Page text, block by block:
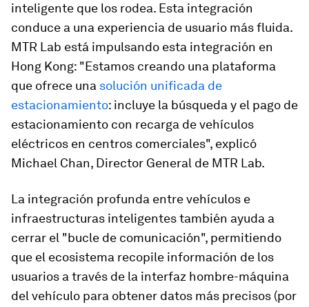
inteligente que los rodea. Esta integración
conduce a una experiencia de usuario más fluida.
MTR Lab está impulsando esta integración en
Hong Kong: "Estamos creando una plataforma
que ofrece una solución unificada de
estacionamiento: incluye la búsqueda y el pago de
estacionamiento con recarga de vehículos
eléctricos en centros comerciales", explicó
Michael Chan, Director General de MTR Lab.
La integración profunda entre vehículos e
infraestructuras inteligentes también ayuda a
cerrar el "bucle de comunicación", permitiendo
que el ecosistema recopile información de los
usuarios a través de la interfaz hombre-máquina
del vehículo para obtener datos más precisos (por